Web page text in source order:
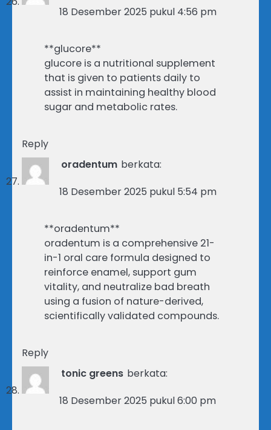
18 Desember 2025 pukul 4:56 pm
**glucore**
glucore is a nutritional supplement
that is given to patients daily to
assist in maintaining healthy blood
sugar and metabolic rates.
Reply
oradentum berkata:
18 Desember 2025 pukul 5:54 pm
**oradentum**
oradentum is a comprehensive 21-
in-1 oral care formula designed to
reinforce enamel, support gum
vitality, and neutralize bad breath
using a fusion of nature-derived,
scientifically validated compounds.
Reply
tonic greens berkata:
18 Desember 2025 pukul 6:00 pm